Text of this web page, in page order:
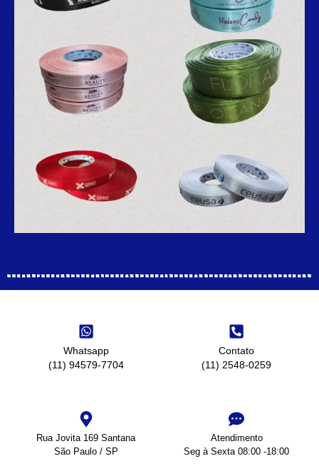
Whatsapp
(11) 94579-7704
Contato
(11) 2548-0259
Rua Jovita 169 Santana
São Paulo / SP
Atendimento
Seg à Sexta 08:00 -18:00